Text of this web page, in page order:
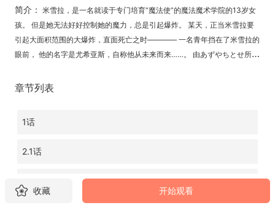
简介： 米雪拉，是一名就读于专门培育“魔法使”的魔法魔术学院的13岁女
孩。 但是她无法好好控制她的魔力，总是引起爆炸。 某天，正当米雪拉要
引起大面积范围的大爆炸，直面死亡之时―――― 一名青年挡在了米雪拉的
眼前， 他的名字是尤希亚斯，自称他从未来而来……。 由あずやちとせ所描
章节列表
1话
2.1话
收藏 开始观看